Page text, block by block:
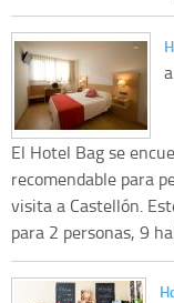
El Hotel Bag se
recomendable para
visita a Castellón.
para 2 personas, 9